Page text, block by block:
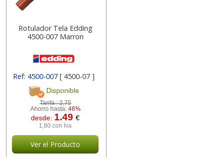
Rotulador Tela Edding
4500-007 Marron
Ref: 4500-007[ 4500-07 ]
Disponible
Tarifa :2,75
Ahorro hasta: 46%
desde: 1.49€
1,80 con Iva
Ver el Producto